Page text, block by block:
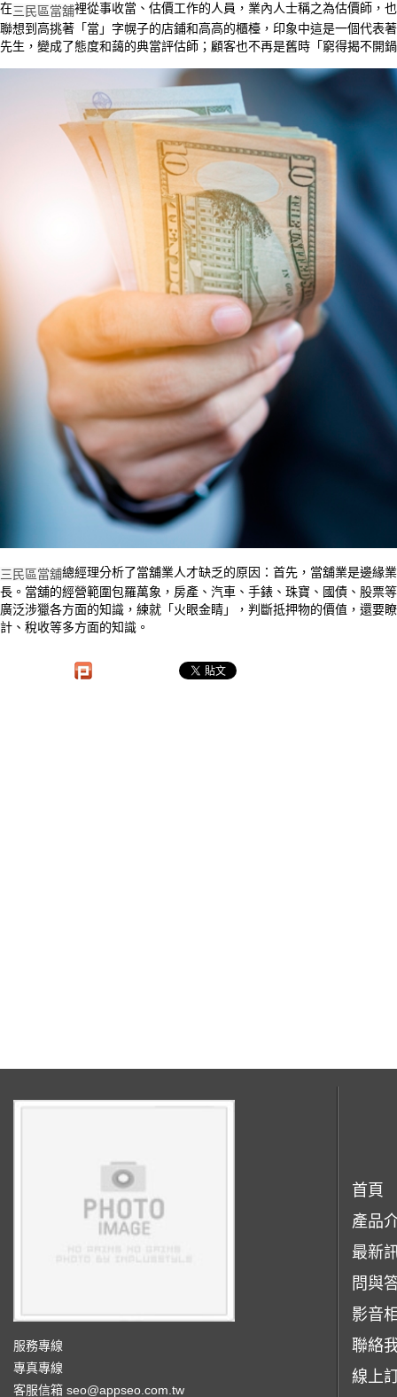
在三民區當舖裡從事收當、估價工作的人員，業內人士稱之為估價師，
聯想到高挑著「當」字幌子的店鋪和高高的櫃檯，印象中這是一個代表
先生，變成了態度和藹的典當評估師；顧客也不再是舊時「窮得揭不開
三民區當舖總經理分析了當舖業人才缺乏的原因：首先，當舖業是邊緣
長。當舖的經營範圍包羅萬象，房產、汽車、手錶、珠寶、國債、股票
廣泛涉獵各方面的知識，練就「火眼金睛」，判斷抵押物的價值，還要
計、稅收等多方面的知識。
服務專線
專真專線
客服信箱 seo@appseo.com.tw
首頁
產品
最新
問與
影音
聯絡
線上